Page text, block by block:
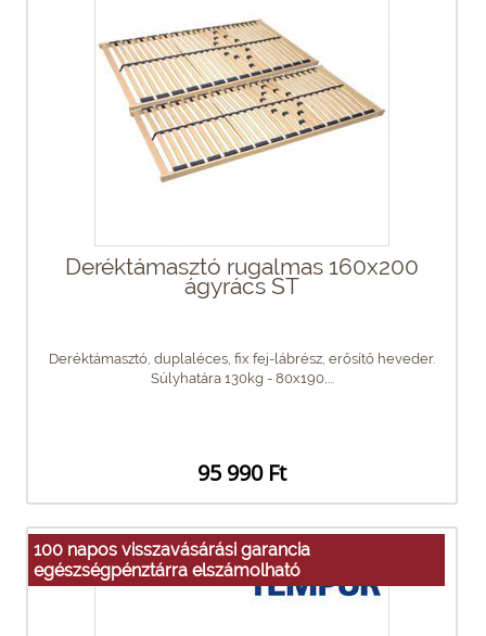
Deréktámasztó rugalmas 160x200
ágyrács ST
Deréktámasztó, duplaléces, fix fej-lábrész, erősítő heveder.
Súlyhatára 130kg - 80x190,...
95 990 Ft
100 napos visszavásárási garancia
egészségpénztárra elszámolható